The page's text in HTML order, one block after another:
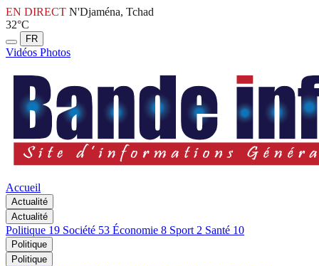
EN DIRECT N'Djaména, Tchad
32°C
FR
Vidéos Photos
Accueil
Actualité
Actualité
Politique 19 Société 53 Économie 8 Sport 2 Santé 10
Politique
Politique